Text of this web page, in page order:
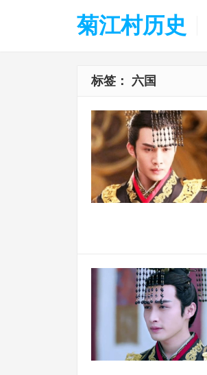
菊江村历史
标签： 六国